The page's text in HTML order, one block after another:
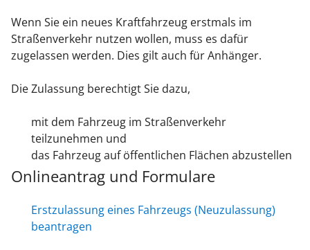
Wenn Sie ein neues Kraftfahrzeug erstmals im
Straßenverkehr nutzen wollen, muss es dafür
zugelassen werden. Dies gilt auch für Anhänger.
Die Zulassung berechtigt Sie dazu,
mit dem Fahrzeug im Straßenverkehr
teilzunehmen und
das Fahrzeug auf öffentlichen Flächen abzustellen
Onlineantrag und Formulare
Erstzulassung eines Fahrzeugs (Neuzulassung)
beantragen